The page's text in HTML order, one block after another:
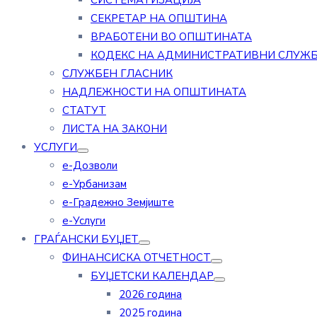
СЕКРЕТАР НА ОПШТИНА
ВРАБОТЕНИ ВО ОПШТИНАТА
КОДЕКС НА АДМИНИСТРАТИВНИ
СЛУЖБЕН ГЛАСНИК
НАДЛЕЖНОСТИ НА ОПШТИНАТА
СТАТУТ
ЛИСТА НА ЗАКОНИ
УСЛУГИ
е-Дозволи
е-Урбанизам
е-Градежно Земјиште
е-Услуги
ГРАЃАНСКИ БУЏЕТ
ФИНАНСИСКА ОТЧЕТНОСТ
БУЏЕТСКИ КАЛЕНДАР
2026 година
2025 година